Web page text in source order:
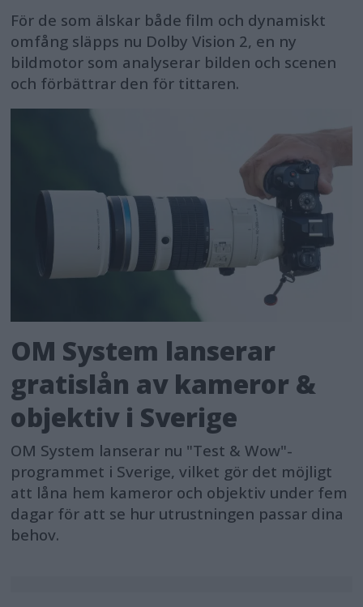
För de som älskar både film och dynamiskt
omfång släpps nu Dolby Vision 2, en ny
bildmotor som analyserar bilden och scenen
och förbättrar den för tittaren.
OM System lanserar
gratislån av kameror &
objektiv i Sverige
OM System lanserar nu "Test & Wow"-
programmet i Sverige, vilket gör det möjligt
att låna hem kameror och objektiv under fem
dagar för att se hur utrustningen passar dina
behov.